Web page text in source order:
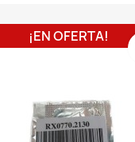
¡EN OFERTA!